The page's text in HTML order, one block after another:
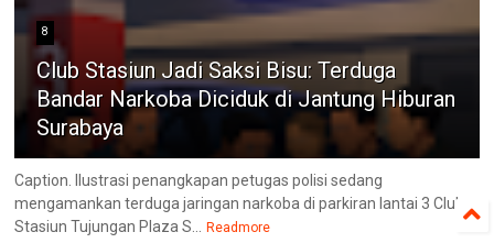
8
Club Stasiun Jadi Saksi Bisu: Terduga
Bandar Narkoba Diciduk di Jantung Hiburan
Surabaya
Caption. Ilustrasi penangkapan petugas polisi sedang
mengamankan terduga jaringan narkoba di parkiran lantai 3 Club
Stasiun Tujungan Plaza S... Readmore